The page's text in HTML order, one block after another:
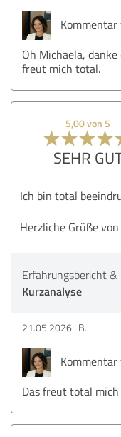
Kommentar
Oh Michaela,
freut mich total.
5,00 von 5
SEHR
Ich bin total
Herzliche Grüße
Erfahrungsbericht
Kurzanalyse
21.05.2026 B.
Kommentar
Das freut total